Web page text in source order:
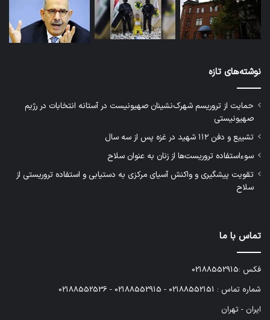
نوشته‌های تازه
حمایت از تروریسم شهرک‌نشینان صهیونیست در آستانه انتخابات در رژیم
صهیونیستی
تشییع و دفن ۱۱۲ شهید در غزه پس از سه سال
سوءاستفاده تروریست‌ها از زنان به عنوان سلاح
تقویت پیشگیری و واکنش آسیای مرکزی به دستیابی و استفاده تروریستی از
سلاح
تماس با ما
فکس :02188552915
شماره تماس : 02188552151 - 02188552915 - 02188552536
ایران - تهران